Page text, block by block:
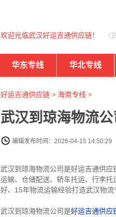
欢迎光临武汉好运吉通供应链！ （
华东专线 华北专线
好运吉通供应链> 海南专线 >
武汉到琼海物流
编辑发布时间：2026-04-15 14:50:29
武汉到琼海物流公司是好运吉通供
运输、仓储配送、轿车托运、行李
好、15年物流运输经验打造武汉物流
武汉到琼海物流公司是好运吉通供应